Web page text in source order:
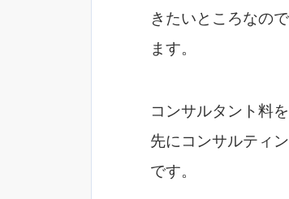
きたいところなの
ます。
コンサルタント料
先にコンサルティ
です。